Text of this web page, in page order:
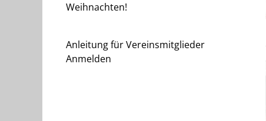
Weihnachten!
Anleitung für Vereinsmitglieder
Anmelden